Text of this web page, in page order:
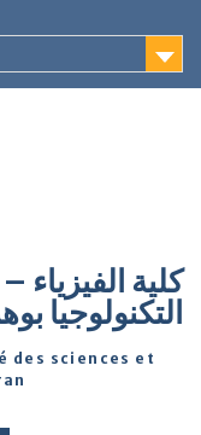
كلية الفيزياء
التكنولوجيا
des sciences et